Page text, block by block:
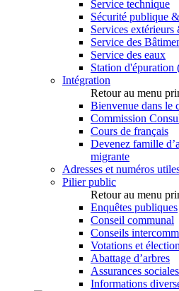
Service technique
Sécurité publique
Services extérieurs
Service des
Service des eaux
Station d'épuration
Intégration
Retour au menu
Bienvenue dans le
Commission
Cours de français
Devenez famille
migrante
Adresses et numéros
Pilier public
Retour au menu
Enquêtes publiques
Conseil communal
Conseils
Votations et
Abattage d’arbres
Assurances sociales
Informations